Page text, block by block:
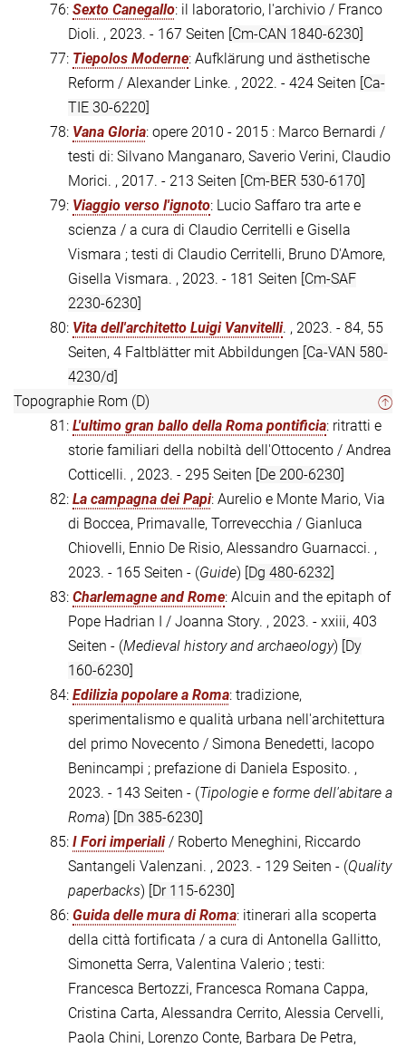
76: Sexto Canegallo: il laboratorio, l'archivio / Franco
Dioli. , 2023. - 167 Seiten [Cm-CAN 1840-6230]
77: Tiepolos Moderne: Aufklärung und ästhetische
Reform / Alexander Linke. , 2022. - 424 Seiten [Ca-
TIE 30-6220]
78: Vana Gloria: opere 2010 - 2015 : Marco Bernardi /
testi di: Silvano Manganaro, Saverio Verini, Claudio
Morici. , 2017. - 213 Seiten [Cm-BER 530-6170]
79: Viaggio verso l'ignoto: Lucio Saffaro tra arte e
scienza / a cura di Claudio Cerritelli e Gisella
Vismara ; testi di Claudio Cerritelli, Bruno D'Amore,
Gisella Vismara. , 2023. - 181 Seiten [Cm-SAF
2230-6230]
80: Vita dell'architetto Luigi Vanvitelli. , 2023. - 84, 55
Seiten, 4 Faltblätter mit Abbildungen [Ca-VAN 580-
4230/d]
Topographie Rom (D)
81: L'ultimo gran ballo della Roma pontificia: ritratti e
storie familiari della nobiltà dell'Ottocento / Andrea
Cotticelli. , 2023. - 295 Seiten [De 200-6230]
82: La campagna dei Papi: Aurelio e Monte Mario, Via
di Boccea, Primavalle, Torrevecchia / Gianluca
Chiovelli, Ennio De Risio, Alessandro Guarnacci. ,
2023. - 165 Seiten - (Guide) [Dg 480-6232]
83: Charlemagne and Rome: Alcuin and the epitaph of
Pope Hadrian I / Joanna Story. , 2023. - xxiii, 403
Seiten - (Medieval history and archaeology) [Dy
160-6230]
84: Edilizia popolare a Roma: tradizione,
sperimentalismo e qualità urbana nell'architettura
del primo Novecento / Simona Benedetti, Iacopo
Benincampi ; prefazione di Daniela Esposito. ,
2023. - 143 Seiten - (Tipologie e forme dell'abitare a
Roma) [Dn 385-6230]
85: I Fori imperiali/ Roberto Meneghini, Riccardo
Santangeli Valenzani. , 2023. - 129 Seiten - (Quality
paperbacks) [Dr 115-6230]
86: Guida delle mura di Roma: itinerari alla scoperta
della città fortificata / a cura di Antonella Gallitto,
Simonetta Serra, Valentina Valerio ; testi:
Francesca Bertozzi, Francesca Romana Cappa,
Cristina Carta, Alessandra Cerrito, Alessia Cervelli,
Paola Chini, Lorenzo Conte, Barbara De Petra,